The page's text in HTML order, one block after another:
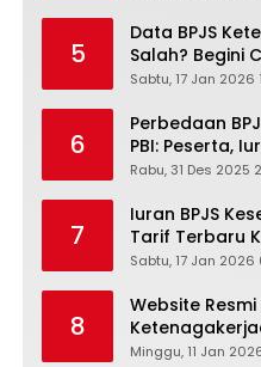
Cabang
5
Data BPJS
Salah? Begini
Rekening,
Sabtu, 17 Jan 2026
6
Perbedaan
PBI: Peserta,
Masa Berlaku
Rabu, 31 Des 2025
7
Iuran BPJS
Tarif Terbaru
Cara Bayar,
JKN-KIS
Sabtu, 17 Jan 2026
8
Website Resmi
Lengkap Akses
Minggu, 11 Jan